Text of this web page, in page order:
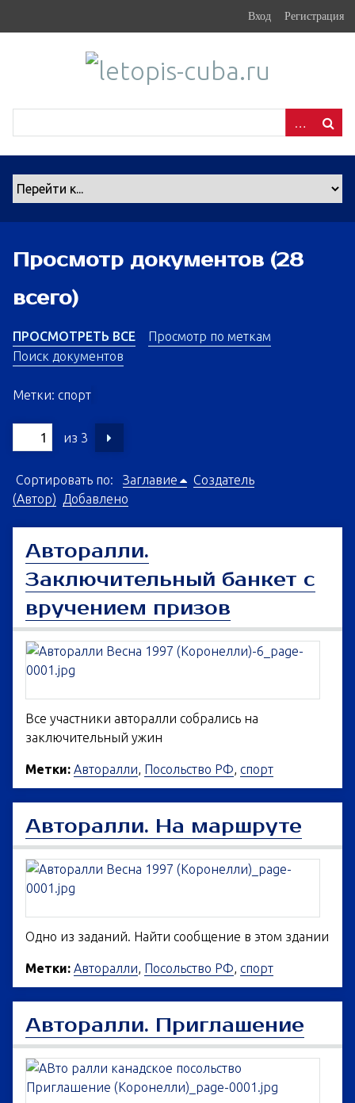
Вход Регистрация
Просмотр документов (28
всего)
ПРОСМОТРЕТЬ ВСЕ
Просмотр по меткам
Поиск документов
Метки: спорт
из 3
Сортировать по: Заглавие
Создатель
(Автор)
Добавлено
Авторалли.
Заключительный банкет с
вручением призов
Все участники авторалли собрались на
заключительный ужин
Метки: Авторалли, Посольство РФ, спорт
Авторалли. На маршруте
Одно из заданий. Найти сообщение в этом здании
Метки: Авторалли, Посольство РФ, спорт
Авторалли. Приглашение